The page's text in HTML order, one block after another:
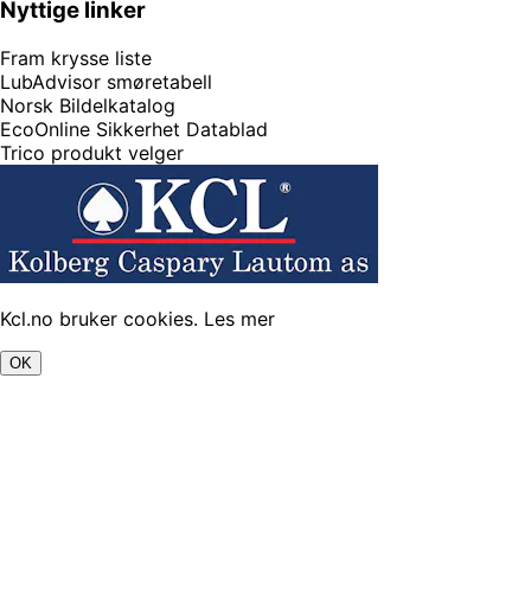
Nyttige linker
Fram krysse liste
LubAdvisor smøretabell
Norsk Bildelkatalog
EcoOnline Sikkerhet Datablad
Trico produkt velger
Kcl.no bruker cookies. Les mer
OK